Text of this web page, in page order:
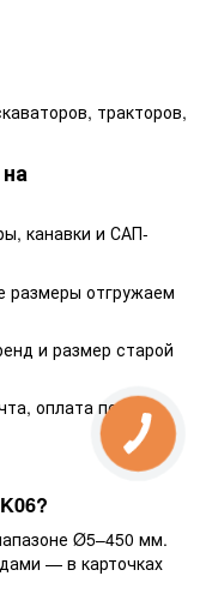
тракторов,
канавки и САП-
размеры отгружаем
и размер старой
оплата после
Ø5–450 мм.
— в карточках